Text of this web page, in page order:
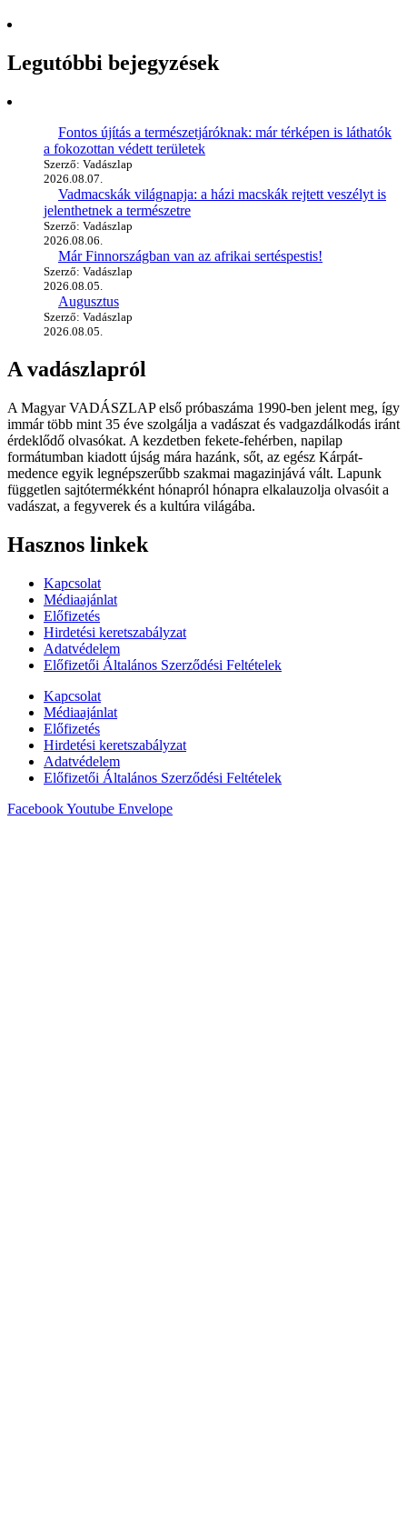
Legutóbbi bejegyzések
Fontos újítás a természetjáróknak: már térképen is láthatók
a fokozottan védett területek
Szerző: Vadászlap
2026.08.07.
Vadmacskák világnapja: a házi macskák rejtett veszélyt is
jelenthetnek a természetre
Szerző: Vadászlap
2026.08.06.
Már Finnországban van az afrikai sertéspestis!
Szerző: Vadászlap
2026.08.05.
Augusztus
Szerző: Vadászlap
2026.08.05.
A vadászlapról
A Magyar VADÁSZLAP első próbaszáma 1990-ben jelent meg, így
immár több mint 35 éve szolgálja a vadászat és vadgazdálkodás iránt
érdeklődő olvasókat. A kezdetben fekete-fehérben, napilap
formátumban kiadott újság mára hazánk, sőt, az egész Kárpát-
medence egyik legnépszerűbb szakmai magazinjává vált. Lapunk
független sajtótermékként hónapról hónapra elkalauzolja olvasóit a
vadászat, a fegyverek és a kultúra világába.
Hasznos linkek
Kapcsolat
Médiaajánlat
Előfizetés
Hirdetési keretszabályzat
Adatvédelem
Előfizetői Általános Szerződési Feltételek
Kapcsolat
Médiaajánlat
Előfizetés
Hirdetési keretszabályzat
Adatvédelem
Előfizetői Általános Szerződési Feltételek
FacebookYoutube Envelope